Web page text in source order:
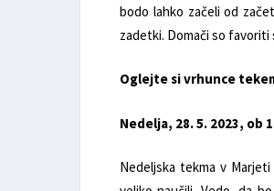
bodo lahko začeli od
zadetki. Domači so favoriti
Oglejte si vrhunce
Nedelja, 28. 5. 2023, ob
Nedeljska tekma v